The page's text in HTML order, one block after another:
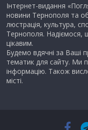
Інтернет-видання
новини Тернополя та
люстрація, культура,
Тернополя. Надіємося,
цікавим.
Будемо вдячні за Ваші
тематик для сайту. Ми
інформацію. Також
місті.